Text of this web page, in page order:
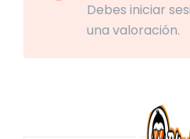
Debes iniciar
una valoración.